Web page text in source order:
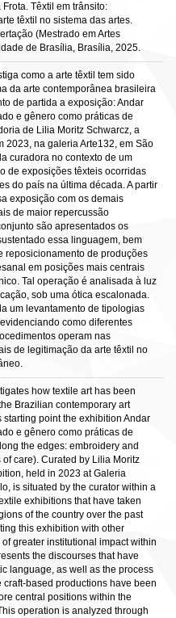
Têxtil em trânsito:
têxtil no sistema das artes.
(Mestrado em Artes
de Brasília, Brasília, 2025.
como a arte têxtil tem sido
da arte contemporânea brasileira
de partida a exposição: Andar
e gênero como práticas de
de Lilia Moritz Schwarcz, a
2023, na galeria Arte132, em São
curadora no contexto de um
de exposições têxteis ocorridas
do país na última década. A partir
exposição com os demais
de maior repercussão
são apresentados os
essa linguagem, bem
reposicionamento de produções
em posições mais centrais
Tal operação é analisada à luz
sob uma ótica escalonada.
um levantamento de tipologias
como diferentes
operam nas
de legitimação da arte têxtil no
how textile art has been
Brazilian contemporary art
starting point the exhibition Andar
e gênero como práticas de
the edges: embroidery and
care). Curated by Lilia Moritz
held in 2023 at Galeria
is situated by the curator within a
exhibitions that have taken
of the country over the past
this exhibition with other
greater institutional impact within
the discourses that have
language, as well as the process
craft-based productions have been
central positions within the
operation is analyzed through